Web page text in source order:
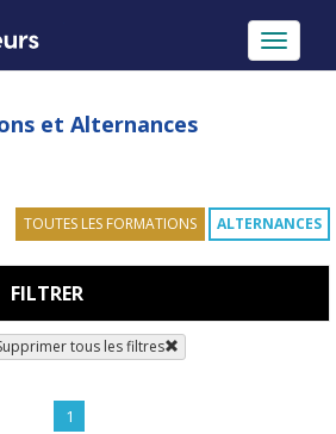
Toggle
et Alternances
TOUTES LES FORMATIONS ALTERNANCES
FILTRER
tous les filtres
1